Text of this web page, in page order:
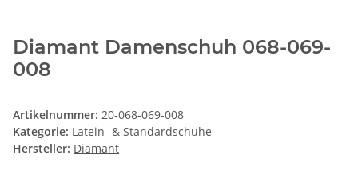
Diamant Damenschuh 068-069-
008
Artikelnummer: 20-068-069-008
Kategorie: Latein- & Standardschuhe
Hersteller: Diamant